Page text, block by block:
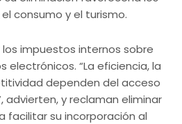
consumo y el turismo.
impuestos internos sobre
“La eficiencia, la
dependen del acceso
advierten, y reclaman eliminar
facilitar su incorporación al